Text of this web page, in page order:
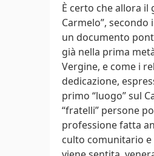
È certo che allora il
Carmelo”,
un documento
già nella prima
Vergine, e come i
dedicazione,
primo “luogo” sul
“fratelli” persone
professione fatta
culto comunitario e